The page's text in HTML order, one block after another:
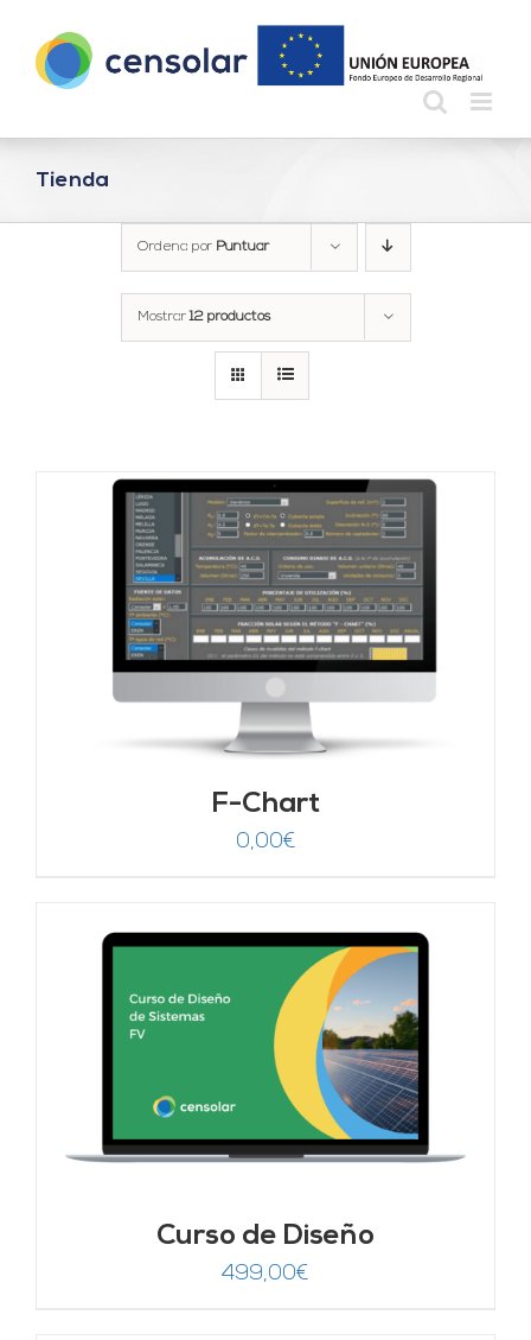
contenido
Tienda
Ordena por Puntuar
Mostrar12 productos
F-Chart
0,00€
Curso de Diseño
499,00€